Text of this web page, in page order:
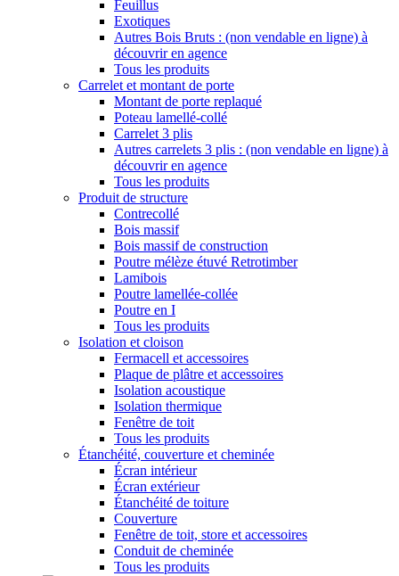
Feuillus
Exotiques
Autres Bois Bruts : (non vendable en ligne) à
découvrir en agence
Tous les produits
Carrelet et montant de porte
Montant de porte replaqué
Poteau lamellé-collé
Carrelet 3 plis
Autres carrelets 3 plis : (non vendable en ligne) à
découvrir en agence
Tous les produits
Produit de structure
Contrecollé
Bois massif
Bois massif de construction
Poutre mélèze étuvé Retrotimber
Lamibois
Poutre lamellée-collée
Poutre en I
Tous les produits
Isolation et cloison
Fermacell et accessoires
Plaque de plâtre et accessoires
Isolation acoustique
Isolation thermique
Fenêtre de toit
Tous les produits
Étanchéité, couverture et cheminée
Écran intérieur
Écran extérieur
Étanchéité de toiture
Couverture
Fenêtre de toit, store et accessoires
Conduit de cheminée
Tous les produits